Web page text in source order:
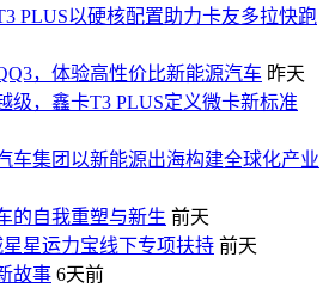
PLUS以硬核配置助力卡友多拉快跑
，体验高性价比新能源汽车 昨天
级，鑫卡T3 PLUS定义微卡新标准
车集团以新能源出海构建全球化产业
的自我重塑与新生 前天
星运力宝线下专项扶持 前天
故事 6天前